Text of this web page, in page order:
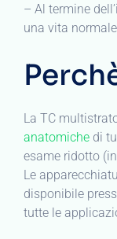
– Al termine
una vita normale.
La TC
anatomiche di
esame ridotto
Le
disponibile
tutte le